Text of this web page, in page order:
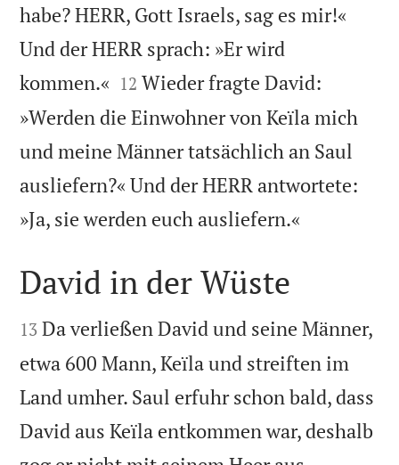
habe? HERR, Gott Israels, sag es mir!«
Und der HERR sprach: »Er wird
kommen.« 

12 Wieder fragte David:
»Werden die Einwohner von Keïla mich
und meine Männer tatsächlich an Saul
ausliefern?« Und der HERR antwortete:
»Ja, sie werden euch ausliefern.«

David in der Wüste

13 Da verließen David und seine Männer,
etwa 600 Mann, Keïla und streiften im
Land umher. Saul erfuhr schon bald, dass
David aus Keïla entkommen war, deshalb